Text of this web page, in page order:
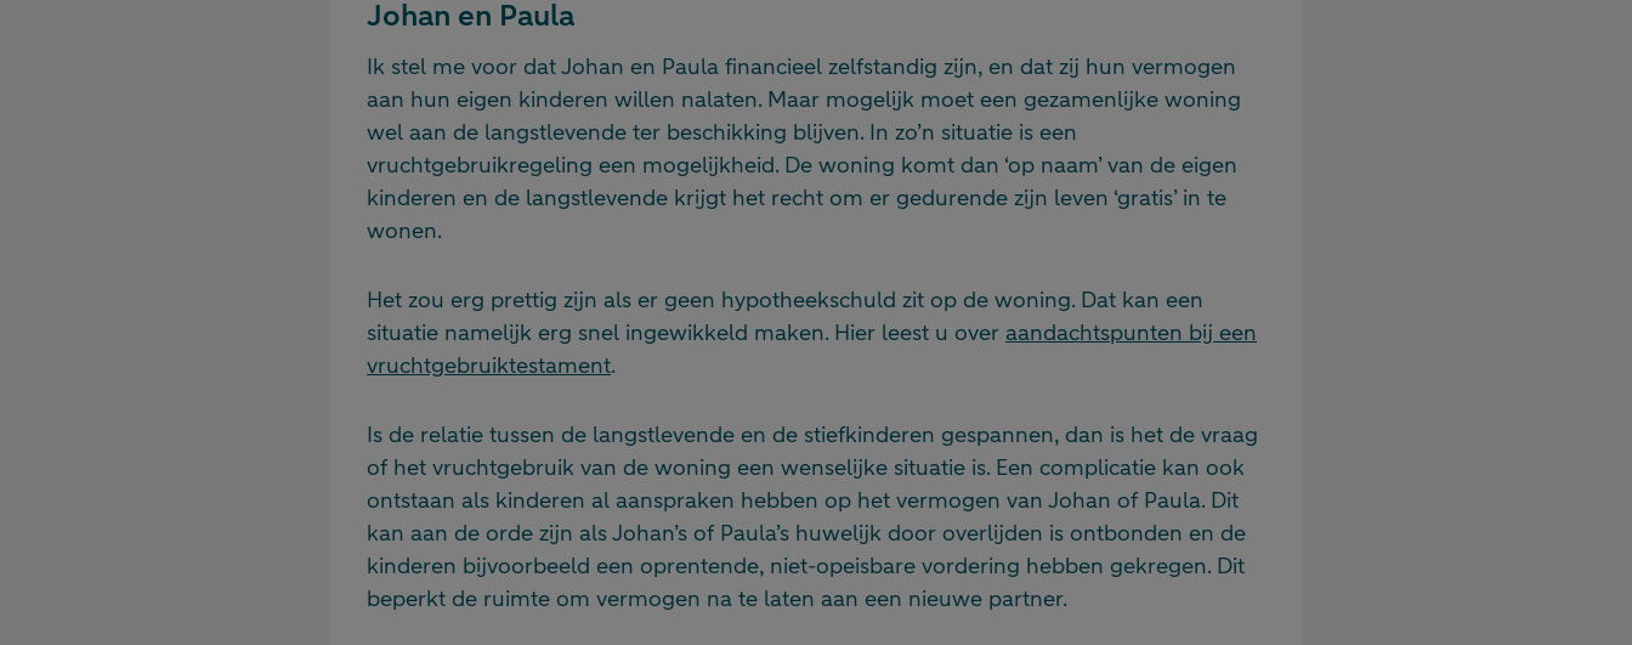
Johan en Paula
Ik stel me voor dat Johan en Paula financieel zelfstandig zijn, en dat zij hun vermogen
aan hun eigen kinderen willen nalaten. Maar mogelijk moet een gezamenlijke woning
wel aan de langstlevende ter beschikking blijven. In zo’n situatie is een
vruchtgebruikregeling een mogelijkheid. De woning komt dan ‘op naam’ van de eigen
kinderen en de langstlevende krijgt het recht om er gedurende zijn leven ‘gratis’ in te
wonen.
Het zou erg prettig zijn als er geen hypotheekschuld zit op de woning. Dat kan een
situatie namelijk erg snel ingewikkeld maken. Hier leest u over aandachtspunten bij een
vruchtgebruiktestament.
Is de relatie tussen de langstlevende en de stiefkinderen gespannen, dan is het de vraag
of het vruchtgebruik van de woning een wenselijke situatie is. Een complicatie kan ook
ontstaan als kinderen al aanspraken hebben op het vermogen van Johan of Paula. Dit
kan aan de orde zijn als Johan’s of Paula’s huwelijk door overlijden is ontbonden en de
kinderen bijvoorbeeld een oprentende, niet-opeisbare vordering hebben gekregen. Dit
beperkt de ruimte om vermogen na te laten aan een nieuwe partner.